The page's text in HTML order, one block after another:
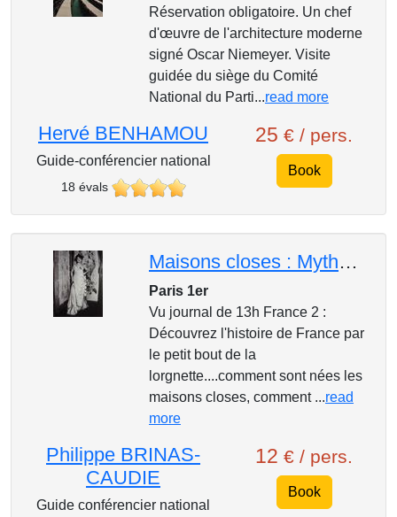
Réservation obligatoire. Un chef
d'œuvre de l'architecture moderne
signé Oscar Niemeyer. Visite
guidée du siège du Comité
National du Parti...read more
Hervé BENHAMOU
Guide-conférencier national
18 évals
25 € / pers.
Book
Maisons closes : Mythes et légendes
Paris 1er
Vu journal de 13h France 2 :
Découvrez l'histoire de France par
le petit bout de la
lorgnette....comment sont nées les
maisons closes, comment ...read
more
Philippe BRINAS-
CAUDIE
Guide conférencier national
12 € / pers.
Book